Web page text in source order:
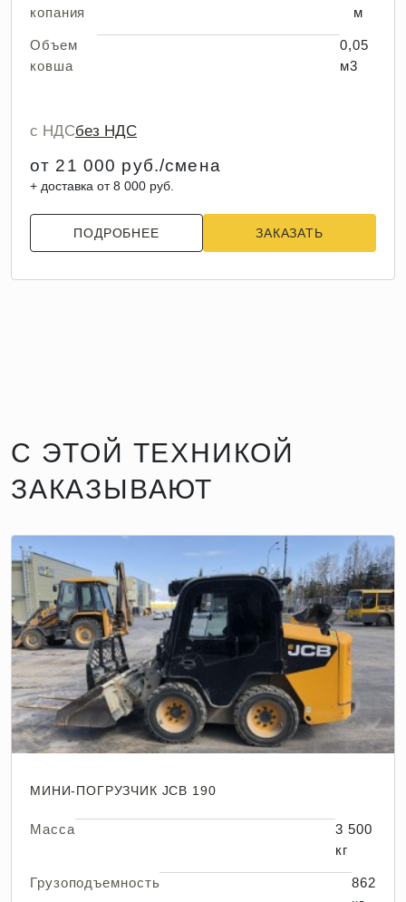
копания
м
Объем
ковша
0,05
м3
с НДСбез НДС
от 21 000 руб./смена
+ доставка от 8 000 руб.
ПОДРОБНЕЕ ЗАКАЗАТЬ
С ЭТОЙ ТЕХНИКОЙ
ЗАКАЗЫВАЮТ
МИНИ-ПОГРУЗЧИК JCB 190
Масса
3 500
кг
Грузоподъемность
862